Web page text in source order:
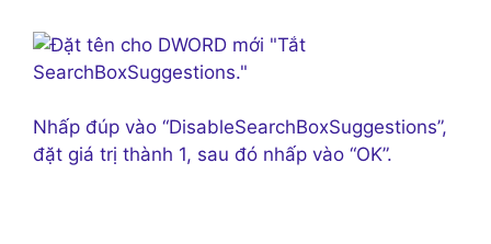
Nhấp đúp vào “DisableSearchBoxSuggestions”,
đặt giá trị thành 1, sau đó nhấp vào “OK”.